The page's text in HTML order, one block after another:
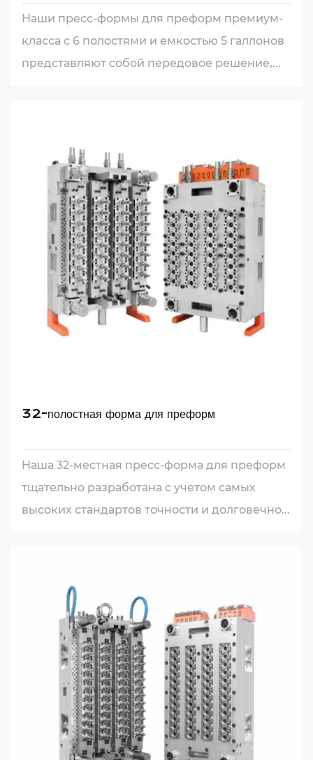
Наши пресс-формы для преформ премиум-
класса с 6 полостями и емкостью 5 галлонов
представляют собой передовое решение,...
32-полостная форма для преформ
Наша 32-местная пресс-форма для преформ
тщательно разработана с учетом самых
высоких стандартов точности и долговечно...